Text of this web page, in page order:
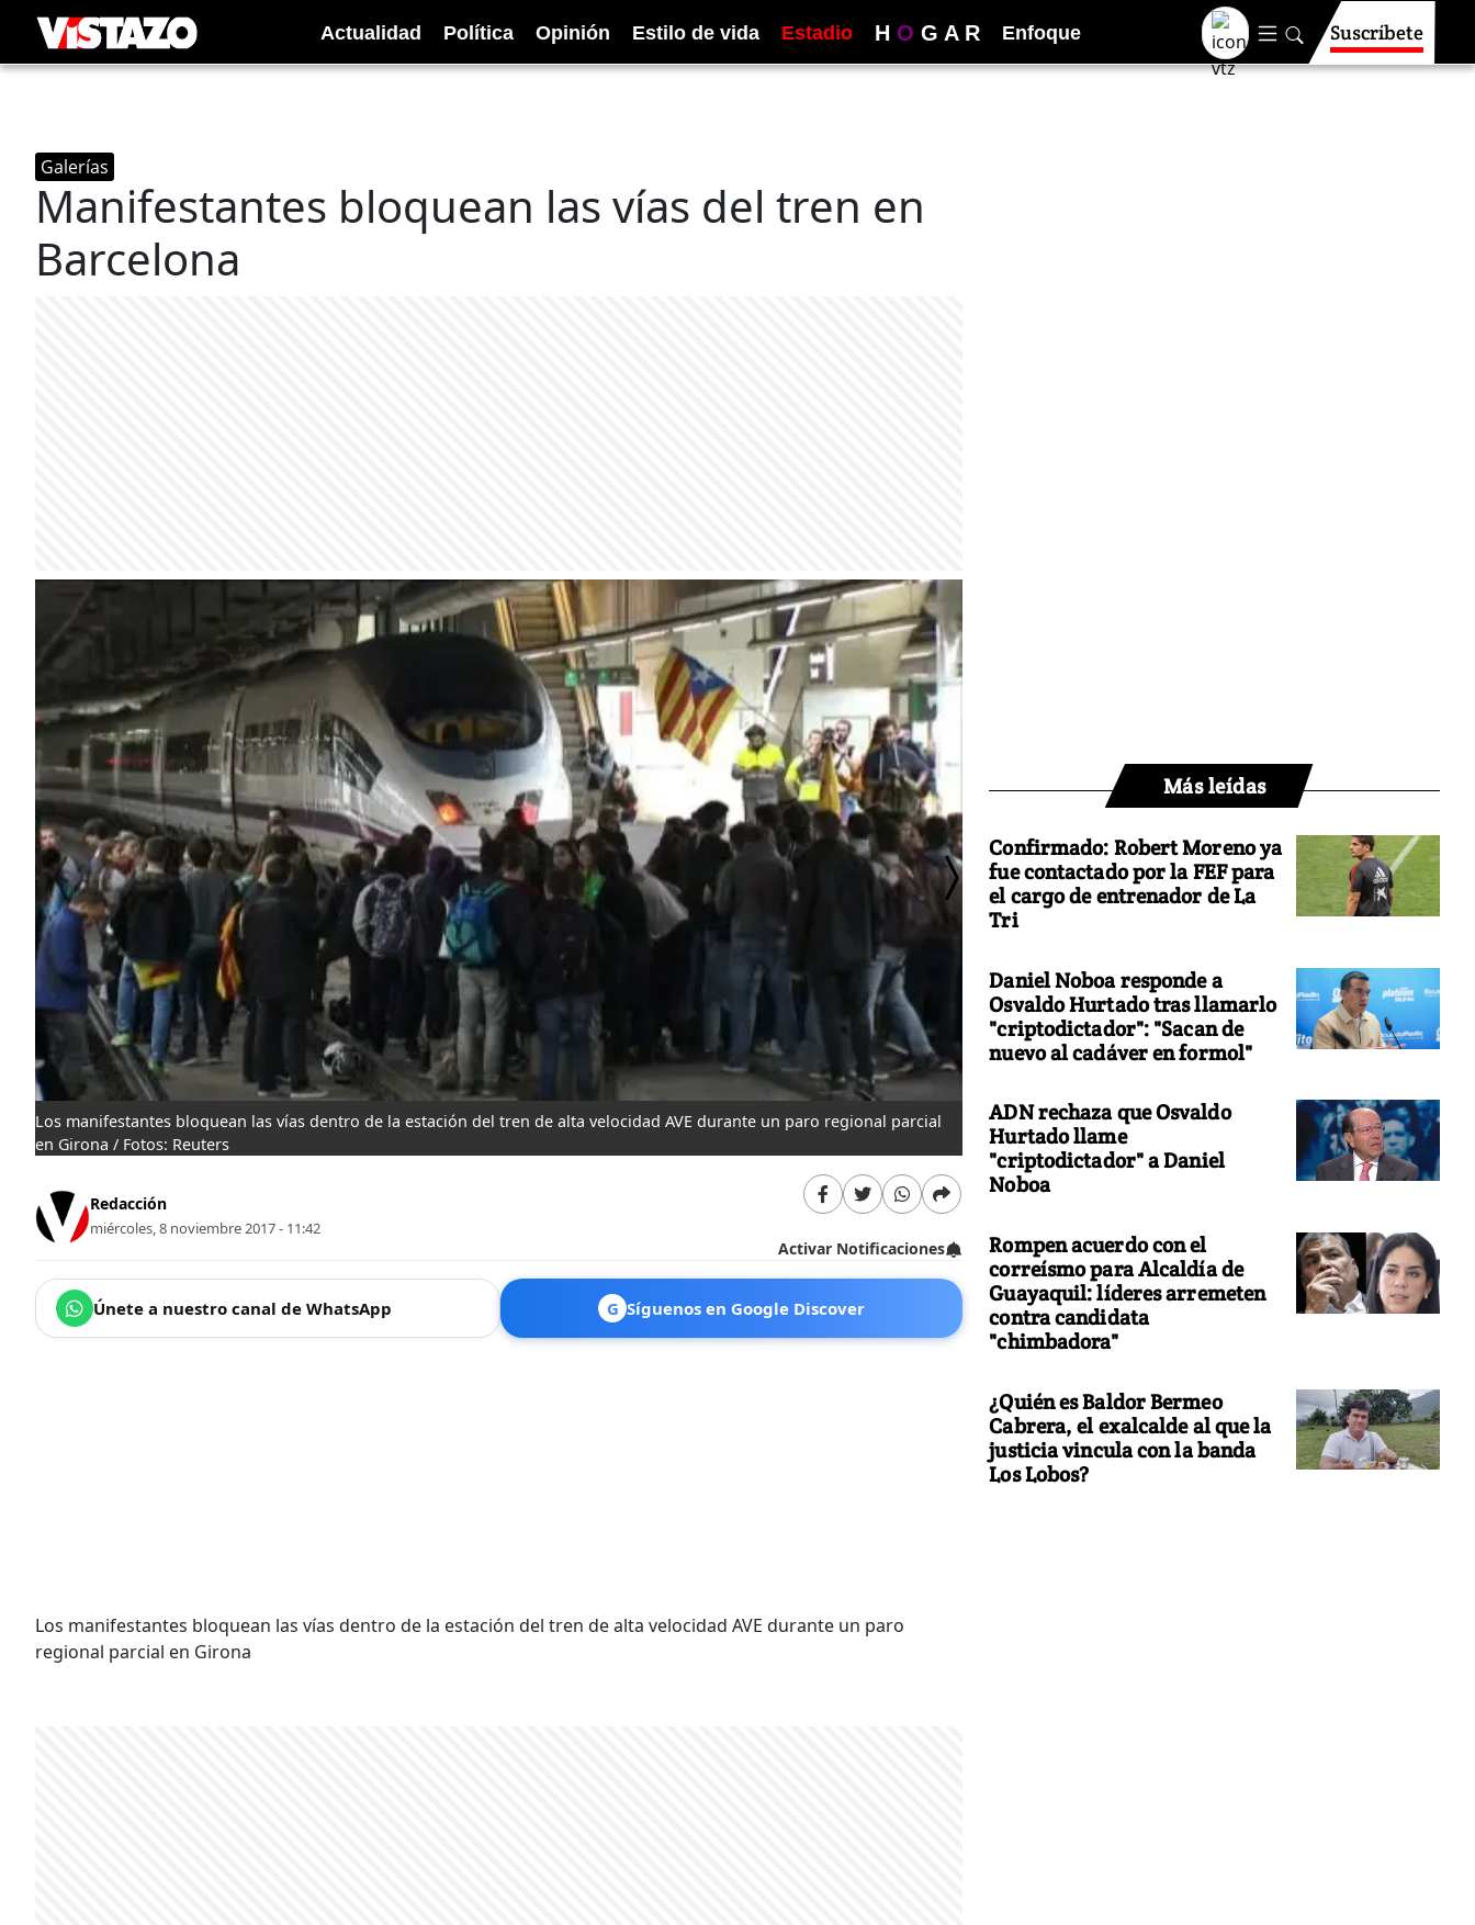
Actualidad Política Opinión Estilo de vida Estadio H O G A R Enfoque Suscríbete
Galerías
Manifestantes bloquean las vías del tren en
Barcelona
Los manifestantes bloquean las vías dentro de la estación del tren de alta velocidad AVE durante un paro regional parcial
en Girona / Fotos: Reuters
Los manifestantes bloquean las vías dentro de la estación del tren
en Girona
Redacción
miércoles, 8 noviembre 2017 - 11:42
Activar Notificaciones
Únete a nuestro canal de WhatsApp G Síguenos en Google Discover
Los manifestantes bloquean las vías dentro de la estación del tren de alta velocidad AVE durante un paro
regional parcial en Girona
Más leídas
Confirmado: Robert Moreno ya
fue contactado por la FEF para
el cargo de entrenador de La
Tri
Daniel Noboa responde a
Osvaldo Hurtado tras llamarlo
"criptodictador": "Sacan de
nuevo al cadáver en formol"
ADN rechaza que Osvaldo
Hurtado llame
"criptodictador" a Daniel
Noboa
Rompen acuerdo con el
correísmo para Alcaldía de
Guayaquil: líderes arremeten
contra candidata
"chimbadora"
¿Quién es Baldor Bermeo
Cabrera, el exalcalde al que la
justicia vincula con la banda
Los Lobos?